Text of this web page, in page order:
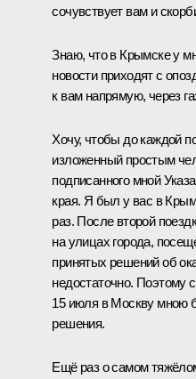
сочувствует вам и
Знаю, что в Крымске у
новости приходят с
к вам напрямую, через
Хочу, чтобы до каждой
изложенный простым
подписанного мнойУказа
края. Я был у вас в
раз. После второй
на улицах города,
принятых решений об
недостаточно. Поэтому
15 июля в Москву мною
решения.
Ещё раз о самом